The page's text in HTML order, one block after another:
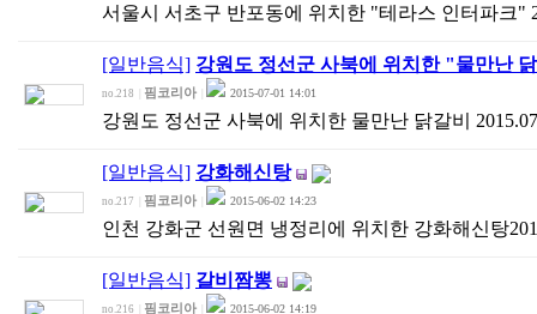
서울시 서초구 반포동에 위치한 "테라스 인터파크"
[일반음식] 강원도 정선군 사북에 위치한 "물만난
no.218 핌코리아 2015-07-01 14:01
강원도 정선군 사북에 위치한 물만난 닭갈비
[일반음식] 강화해신탕
no.217 핌코리아 2015-06-02 14:23
인천 강화군 선원면 냉정리에 위치한 강화해신탕
[일반음식] 갈비짬뽕
no.216 핌코리아 2015-06-02 14:19